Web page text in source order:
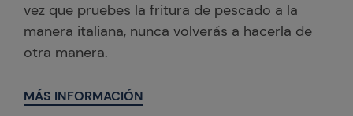
vez que pruebes la fritura de pescado a la
manera italiana, nunca volverás a hacerla de
otra manera.
MÁS INFORMACIÓN